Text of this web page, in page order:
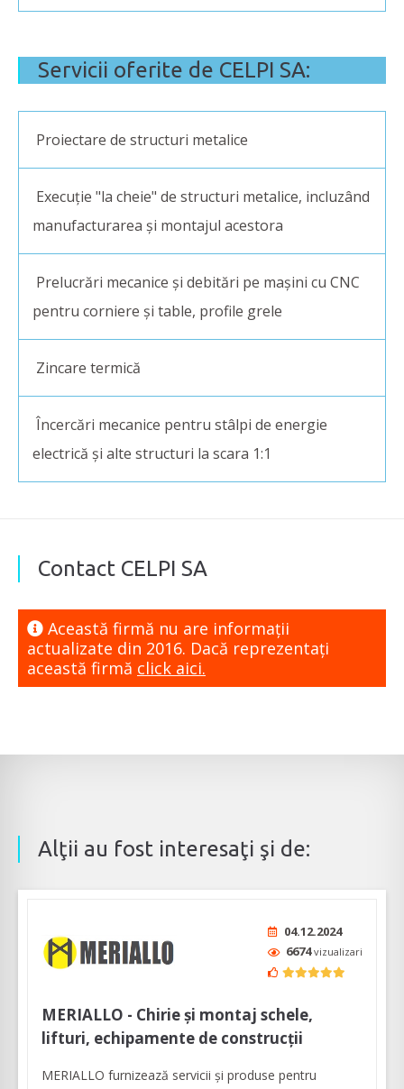
Servicii oferite de CELPI SA:
Proiectare de structuri metalice
Execuție "la cheie" de structuri metalice, incluzând
manufacturarea și montajul acestora
Prelucrări mecanice și debitări pe mașini cu CNC
pentru corniere și table, profile grele
Zincare termică
Încercări mecanice pentru stâlpi de energie
electrică și alte structuri la scara 1:1
Contact CELPI SA
Această firmă nu are informaţii
actualizate din 2016. Dacă reprezentaţi
această firmă click aici.
Alţii au fost interesaţi şi de:
04.12.2024
6674vizualizari
MERIALLO - Chirie și montaj schele,
lifturi, echipamente de construcții
MERIALLO furnizează servicii și produse pentru